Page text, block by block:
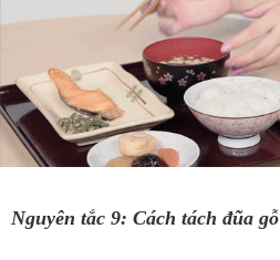
Nguyên tắc 9: Cách tách đũa gỗ